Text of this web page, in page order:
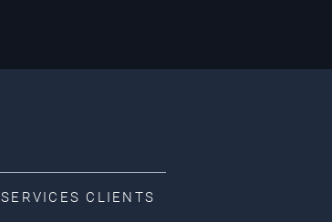
SERVICES CLIENTS